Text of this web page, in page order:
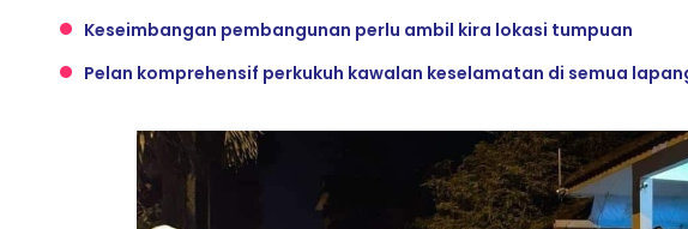
Keseimbangan pembangunan perlu ambil kira lokasi tumpuan
Pelan komprehensif perkukuh kawalan keselamatan di semua